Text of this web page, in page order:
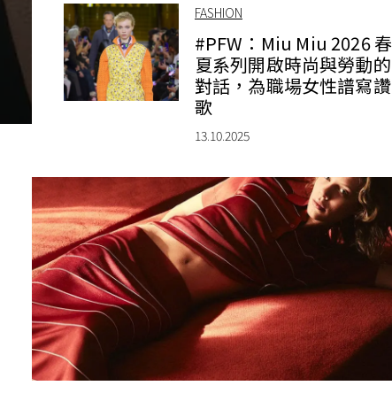
FASHION
#PFW：Miu Miu 2026 春
夏系列開啟時尚與勞動的
對話，為職場女性譜寫讚
歌
13.10.2025